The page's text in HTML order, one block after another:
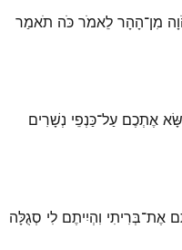
מִן־הָהָר לֵאמֹר כֹּה תֹאמַר
אֶתְכֶם עַל־כַּנְפֵי נְשָׁרִים
וִהְיִיתֶם לִי סְגֻלָּה